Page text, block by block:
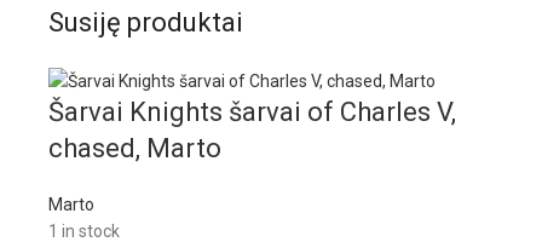
Susiję produktai
Šarvai Knights šarvai of Charles V,
chased, Marto
Marto
1 in stock